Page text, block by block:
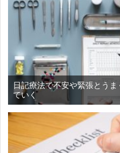
日記療法で不安や緊張とう
ていく